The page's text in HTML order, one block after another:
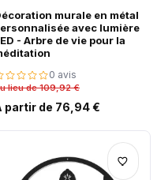
murale en métal
avec lumière
- Arbre de vie pour la
0 avis
lieu de 109,92 €
partir de 76,94 €